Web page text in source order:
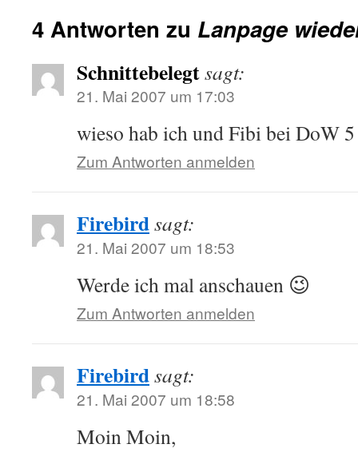
4 Antworten zu Lanpage
Schnittebelegtsagt:
21. Mai 2007 um 17:03
wieso hab ich und Fibi bei DoW
Zum Antworten anmelden
Firebirdsagt:
21. Mai 2007 um 18:53
Werde ich mal anschauen 😉
Zum Antworten anmelden
Firebirdsagt:
21. Mai 2007 um 18:58
Moin Moin,